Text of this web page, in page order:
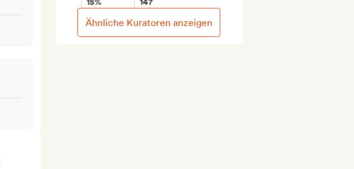
Ähnliche Kuratoren anzeigen